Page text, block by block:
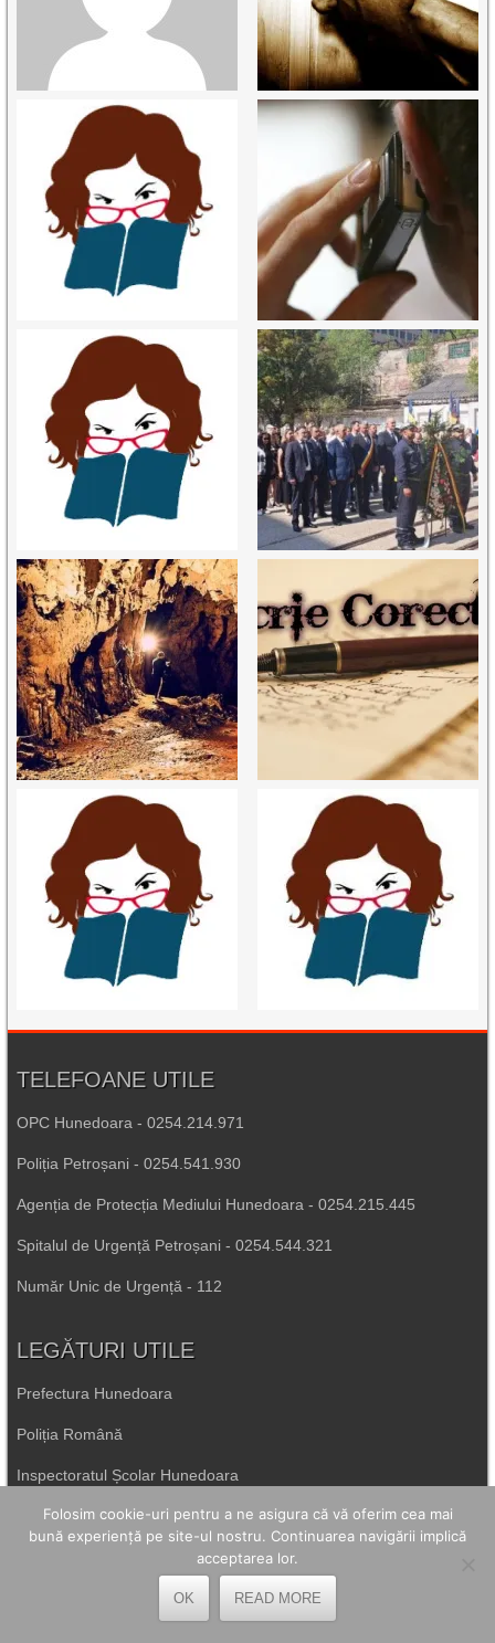
TELEFOANE UTILE
OPC Hunedoara - 0254.214.971
Poliția Petroșani - 0254.541.930
Agenția de Protecția Mediului Hunedoara - 0254.215.445
Spitalul de Urgență Petroșani - 0254.544.321
Număr Unic de Urgență - 112
LEGĂTURI UTILE
Prefectura Hunedoara
Poliția Română
Inspectoratul Școlar Hunedoara
Consiliul Județean Hunedoara
Folosim cookie-uri pentru a ne asigura că vă oferim cea mai
bună experiență pe site-ul nostru. Continuarea navigării implică
acceptarea lor.
OK READ MORE